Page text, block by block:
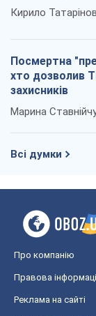
Кирило Татарінов
Посмертна
хто дозволив
захисників
Марина
Всі думки
Про компанію
Правова
Реклама на сайті